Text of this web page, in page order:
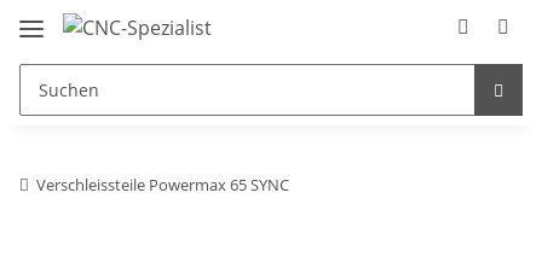
Verschleissteile Powermax 65 SYNC